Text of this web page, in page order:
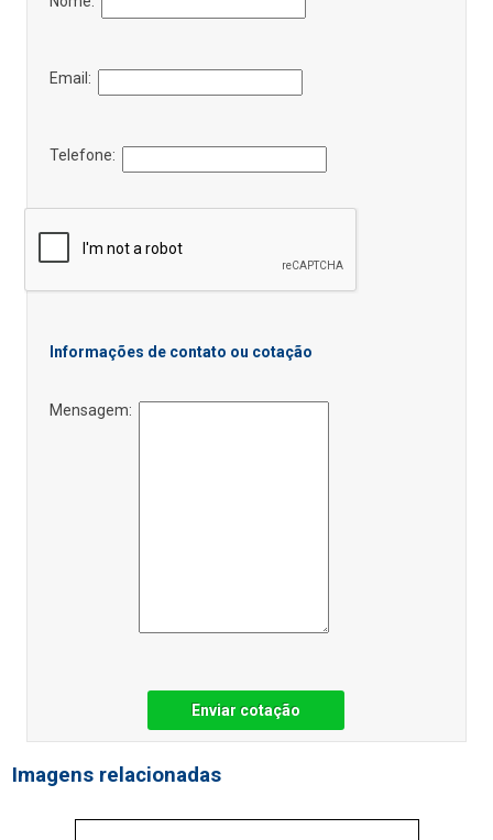
Email:
Telefone:
Informações de contato ou cotação
Mensagem:
Enviar cotação
Imagens relacionadas